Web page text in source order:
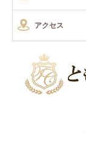
アクセス